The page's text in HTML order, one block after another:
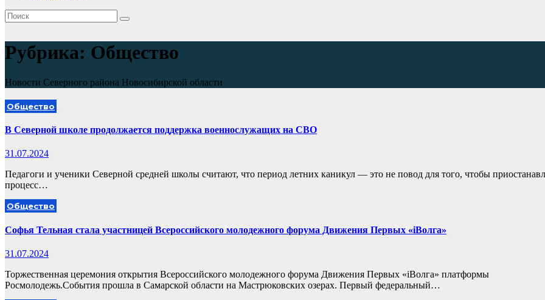
Рубрика: Общество
Новости Северного района Новосибирской области
Общество
В Северной школе продолжается поддержка военнослужащих на СВО
31.07.2024
Педагоги и ученики Северной средней школы считают, что период летних каникул — это не повод для того, чтобы
процесс…
Общество
Софья Тельная стала участницей Всероссийского молодежного форума Движения Первых «iВолга»
31.07.2024
Торжественная церемония открытия Всероссийского молодежного форума Движения Первых «iВолга» платформы
Росмолодежь.События прошла в Самарской области на Мастрюковских озерах. Первый федеральный…